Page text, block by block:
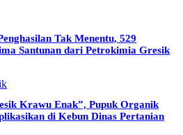
Tak Menentu, 529
Santunan dari Petrokimia Gresik
Krawu Enak”, Pupuk Organik
di Kebun Dinas Pertanian